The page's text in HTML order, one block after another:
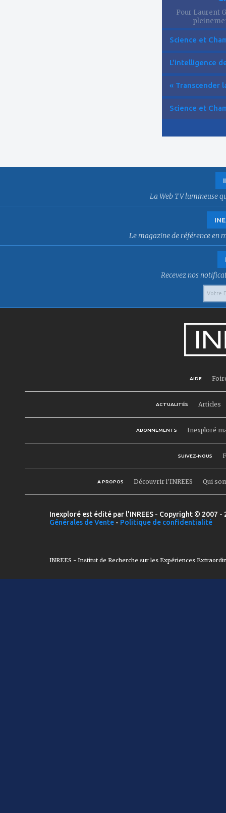
Pour Laurent
Science et
L'intelligence
« Transcender
Science et
La Web TV lumineuse
Le magazine de référence en
Recevez nos
AIDE
ACTUALITÉS Articles
ABONNEMENTS Inexploré
SUIVEZ-NOUS
A PROPOS Découvrir l'INREES Qui
Inexploré est édité par l'INREES - Copyright © 2007
Générales de Vente - Politique de confidentialité
INREES - Institut de Recherche sur les Expériences